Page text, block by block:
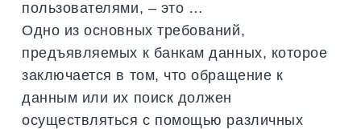
пользователями, – это …
Одно из основных требований,
предъявляемых к банкам данных, которое
заключается в том, что обращение к
данным или их поиск должен
осуществляться с помощью различных